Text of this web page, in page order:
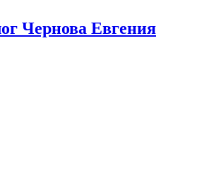
Чернова Евгения